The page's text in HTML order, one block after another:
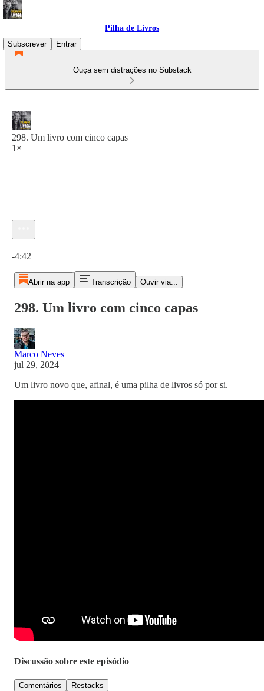
Pilha de Livros
Subscrever
Entrar
Ouça sem distrações no Substack
298. Um livro com cinco capas
1×
-4:42
Abrir na app Transcrição Ouvir via...
298. Um livro com cinco capas
Marco Neves
jul 29, 2024
Um livro novo que, afinal, é uma pilha de livros só por si.
Discussão sobre este episódio
Comentários Restacks